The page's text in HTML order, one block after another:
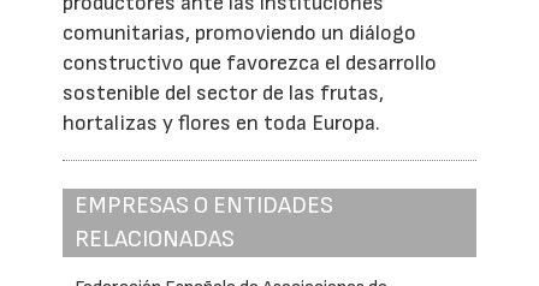
comunitarias, promoviendo un diálogo
constructivo que favorezca el desarrollo
sostenible del sector de las frutas,
hortalizas y flores en toda Europa.
EMPRESAS O ENTIDADES
RELACIONADAS